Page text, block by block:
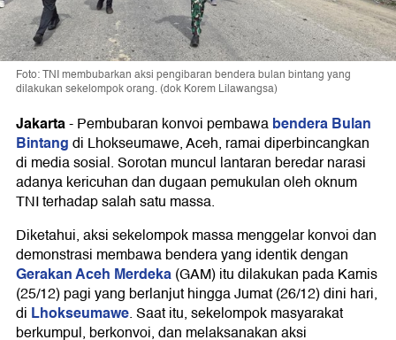
Foto: TNI membubarkan aksi pengibaran bendera bulan bintang yang
dilakukan sekelompok orang. (dok Korem Lilawangsa)
Jakarta-Pembubaran konvoi pembawabendera Bulan
Bintangdi Lhokseumawe, Aceh, ramai diperbincangkan
di media sosial. Sorotan muncul lantaran beredar narasi
adanya kericuhan dan dugaan pemukulan oleh oknum
TNI terhadap salah satu massa.
Diketahui, aksi sekelompok massa menggelar konvoi dan
demonstrasi membawa bendera yang identik dengan
Gerakan Aceh Merdeka(GAM) itu dilakukan pada Kamis
(25/12) pagi yang berlanjut hingga Jumat (26/12) dini hari,
di Lhokseumawe. Saat itu, sekelompok masyarakat
berkumpul, berkonvoi, dan melaksanakan aksi